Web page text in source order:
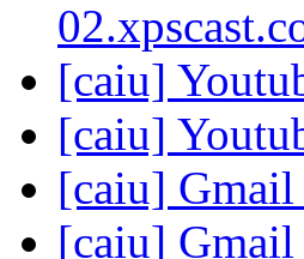
[caiu]
[caiu]
[caiu] Gmail
[caiu] Gmail